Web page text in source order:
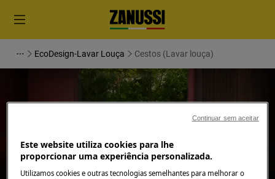
EcoDesign-Lavar Louça Cestos (Lavar louça)
Apoio a Cestos (Lavar louça)
Este website utiliza cookies para lhe
proporcionar uma experiência personalizada.
Utilizamos cookies e outras tecnologias semelhantes para melhorar o
Continuar sem aceitar